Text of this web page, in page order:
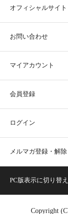
オフィシャルサイト
お問い合わせ
マイアカウント
会員登録
ログイン
メルマガ登録・解除
PC版表示に切り替
Copyright